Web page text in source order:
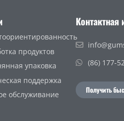
продуктов
упаковка
поддержка
обслуживание
(86) 177-
Получить